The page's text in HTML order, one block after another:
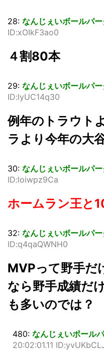
28: なんじぇいボールパー
ID:xOIkF3ao0
４割80本
29: なんじぇいボールパー
ID:lyUC14q30
例年のトラウト
ラより今年の大
30: なんじぇいボールパー
ID:loiwpz9Ca
ホームラン王と
32: なんじぇいボールパー
ID:q4qaQWNH0
MVPって野手だ
なら野手成績だ
も多いのでは？
480: なんじぇいボール
20:02:01.11